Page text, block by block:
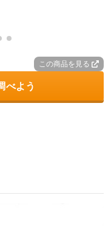
この商品を見る
よう